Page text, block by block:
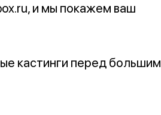
и мы покажем ваш
кастинги перед большим